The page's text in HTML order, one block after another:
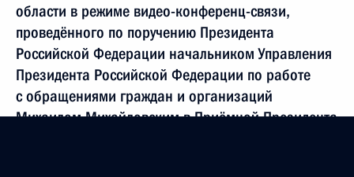
области в режиме видео-конференц-связи,
проведённого по поручению Президента
Российской Федерации начальником Управления
Президента Российской Федерации по работе
с обращениями граждан и организаций
Михаилом Михайловским в Приёмной Президента